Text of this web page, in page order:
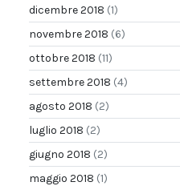
dicembre 2018 (1)
novembre 2018 (6)
ottobre 2018 (11)
settembre 2018 (4)
agosto 2018 (2)
luglio 2018 (2)
giugno 2018 (2)
maggio 2018 (1)